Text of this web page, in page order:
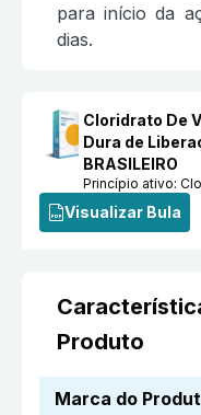
para início da
dias.
Cloridrato De
Dura de
BRASILEIRO
Princípio ativo:
Visualizar Bula
Produto
Marca do